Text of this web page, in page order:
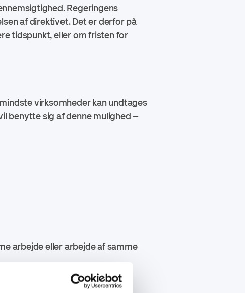
Regeringens
af direktivet. Det er derfor på
tidspunkt, eller om fristen for
virksomheder kan undtages
benytte sig af denne mulighed –
arbejde eller arbejde af samme